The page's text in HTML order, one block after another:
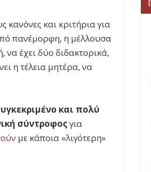
και κριτήρια για
πανέμορφη, η μέλλουσα
να έχει δύο διδακτορικά,
η τέλεια μητέρα, να
και πολύ
σύντροφοςγια
με κάποια «λιγότερη»